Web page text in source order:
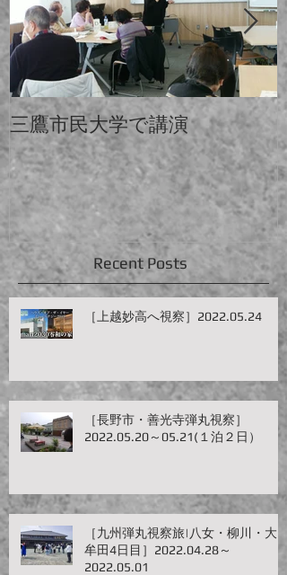
三鷹市民大学で講演
Recent Posts
［上越妙高へ視察］2022.05.24
［長野市・善光寺弾丸視察］
2022.05.20～05.21(１泊２日）
［九州弾丸視察旅|八女・柳川・大
牟田4日目］2022.04.28～
2022.05.01